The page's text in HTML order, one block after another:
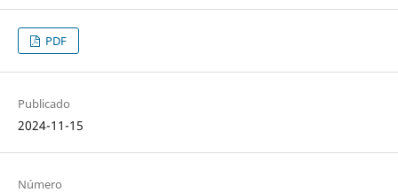
PDF
Publicado
2024-11-15
Número